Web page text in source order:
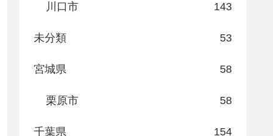
川口市 143
未分類 53
宮城県 58
栗原市 58
千葉県 154